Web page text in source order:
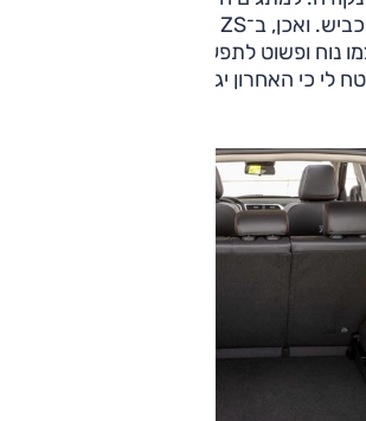
ופשוט לתפעול. חסר לי מטען אלחוטי
לי כי האחרון יגיע עם עדכון התוכנה